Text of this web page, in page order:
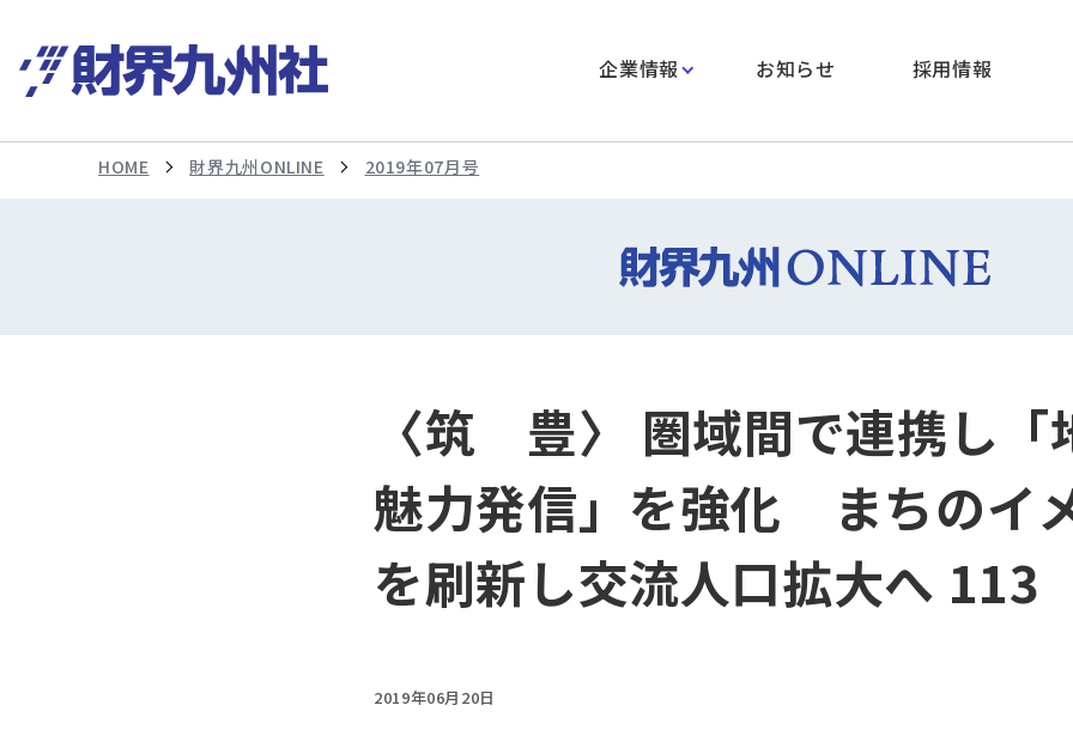
企業情報 お知らせ 採用情報
HOME 財界九州ONLINE 2019年07月号
〈筑 豊〉 圏域間で連携し「
魅力発信」を強化 まちのイ
を刷新し交流人口拡大へ 113
2019年06月20日